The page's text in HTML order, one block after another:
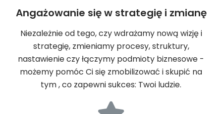
Angażowanie się w strategię i zmianę
Niezależnie od tego, czy wdrażamy nową wizję i
strategię, zmieniamy procesy, struktury,
nastawienie czy łączymy podmioty biznesowe -
możemy pomóc Ci się zmobilizować i skupić na
tym , co zapewni sukces: Twoi ludzie.